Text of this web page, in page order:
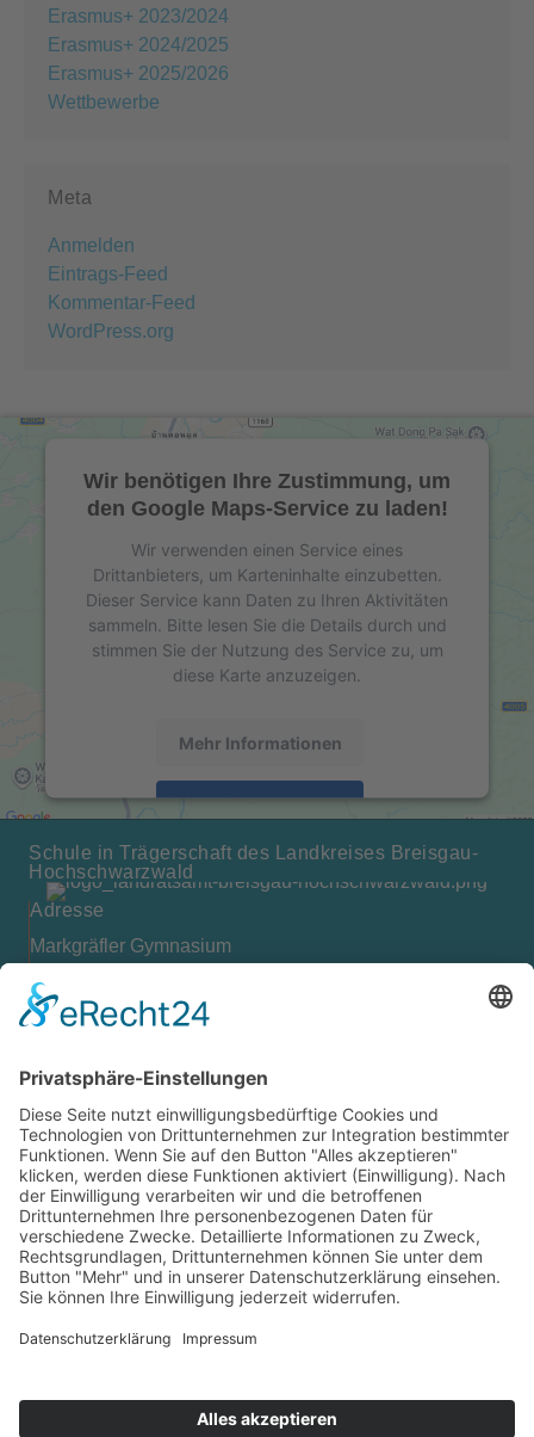
Erasmus+ 2023/2024
Erasmus+ 2024/2025
Erasmus+ 2025/2026
Wettbewerbe
Meta
Anmelden
Eintrags-Feed
Kommentar-Feed
WordPress.org
Wir benötigen Ihre Zustimmung, um
den Google Maps-Service zu laden!
Wir verwenden einen Service eines
Drittanbieters, um Karteninhalte einzubetten.
Dieser Service kann Daten zu Ihren Aktivitäten
sammeln. Bitte lesen Sie die Details durch und
stimmen Sie der Nutzung des Service zu, um
diese Karte anzuzeigen.
Mehr Informationen
Akzeptieren
powered byUsercentrics Consent Management
Platform
Schule in Trägerschaft des Landkreises Breisgau-
Hochschwarzwald
Adresse
Markgräfler Gymnasium
79379 Müllheim
Kontakt
07631 / 97396-204
mgm@lkbh.de
Rechtliches
Impressum
Datenschutz
Cookie-Einstellungen
Quicklinks